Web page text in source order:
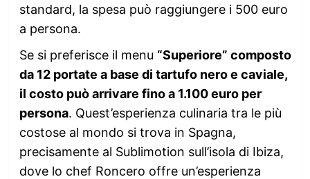
standard, la spesa può raggiungere i 500 euro
a persona.
Se si preferisce il menu “Superiore” composto
da 12 portate a base di tartufo nero e caviale,
il costo può arrivare fino a 1.100 euro per
persona. Quest’esperienza culinaria tra le più
costose al mondo si trova in Spagna,
precisamente al Sublimotion sull’isola di Ibiza,
dove lo chef Roncero offre un’esperienza